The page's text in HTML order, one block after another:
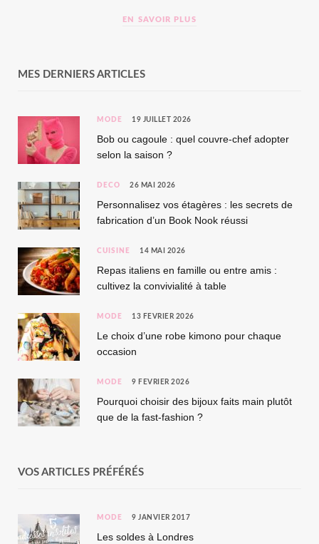
EN SAVOIR PLUS
MES DERNIERS ARTICLES
MODE 19 JUILLET 2026
Bob ou cagoule : quel couvre-chef adopter
selon la saison ?
DÉCO 26 MAI 2026
Personnalisez vos étagères : les secrets de
fabrication d’un Book Nook réussi
CUISINE 14 MAI 2026
Repas italiens en famille ou entre amis :
cultivez la convivialité à table
MODE 13 FÉVRIER 2026
Le choix d’une robe kimono pour chaque
occasion
MODE 9 FÉVRIER 2026
Pourquoi choisir des bijoux faits main plutôt
que de la fast-fashion ?
VOS ARTICLES PRÉFÉRÉS
MODE 9 JANVIER 2017
Les soldes à Londres